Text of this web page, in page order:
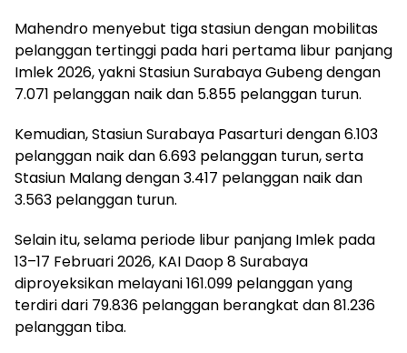
Mahendro menyebut tiga stasiun dengan mobilitas
pelanggan tertinggi pada hari pertama libur panjang
Imlek 2026, yakni Stasiun Surabaya Gubeng dengan
7.071 pelanggan naik dan 5.855 pelanggan turun.
Kemudian, Stasiun Surabaya Pasarturi dengan 6.103
pelanggan naik dan 6.693 pelanggan turun, serta
Stasiun Malang dengan 3.417 pelanggan naik dan
3.563 pelanggan turun.
Selain itu, selama periode libur panjang Imlek pada
13–17 Februari 2026, KAI Daop 8 Surabaya
diproyeksikan melayani 161.099 pelanggan yang
terdiri dari 79.836 pelanggan berangkat dan 81.236
pelanggan tiba.